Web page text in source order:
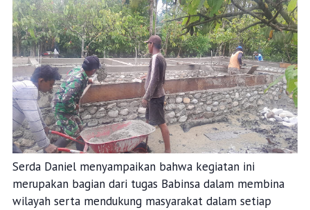
Serda Daniel menyampaikan bahwa kegiatan ini
merupakan bagian dari tugas Babinsa dalam membina
wilayah serta mendukung masyarakat dalam setiap